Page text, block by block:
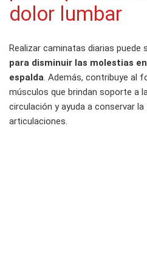
dolor lumbar
Realizar caminatas diarias puede
para disminuir las molestias
espalda. Además, contribuye al
músculos que brindan soporte a
circulación y ayuda a conservar la
articulaciones.